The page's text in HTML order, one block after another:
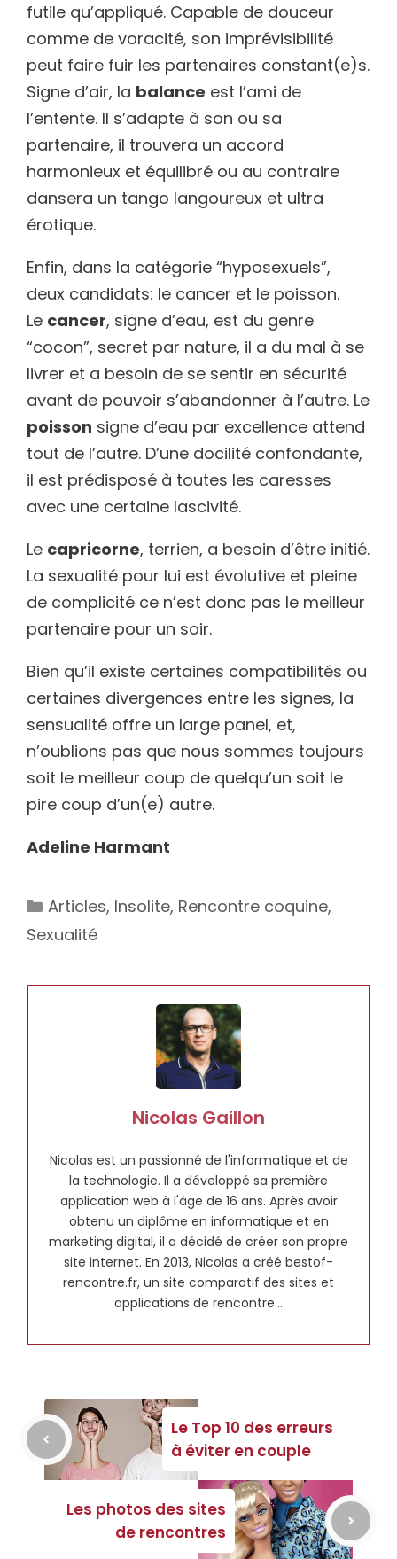
futile qu’appliqué. Capable de douceur
comme de voracité, son imprévisibilité
peut faire fuir les partenaires constant(e)s.
Signe d’air, la balance est l’ami de
l’entente. Il s’adapte à son ou sa
partenaire, il trouvera un accord
harmonieux et équilibré ou au contraire
dansera un tango langoureux et ultra
érotique.
Enfin, dans la catégorie “hyposexuels”,
deux candidats: le cancer et le poisson.
Le cancer, signe d’eau, est du genre
“cocon”, secret par nature, il a du mal à se
livrer et a besoin de se sentir en sécurité
avant de pouvoir s’abandonner à l’autre. Le
poisson signe d’eau par excellence attend
tout de l’autre. D’une docilité confondante,
il est prédisposé à toutes les caresses
avec une certaine lascivité.
Le capricorne, terrien, a besoin d’être initié.
La sexualité pour lui est évolutive et pleine
de complicité ce n’est donc pas le meilleur
partenaire pour un soir.
Bien qu’il existe certaines compatibilités ou
certaines divergences entre les signes, la
sensualité offre un large panel, et,
n’oublions pas que nous sommes toujours
soit le meilleur coup de quelqu’un soit le
pire coup d’un(e) autre.
Adeline Harmant
Catégories
Articles, Insolite, Rencontre coquine,
Sexualité
Nicolas Gaillon
Nicolas est un passionné de l'informatique et de
la technologie. Il a développé sa première
application web à l'âge de 16 ans. Après avoir
obtenu un diplôme en informatique et en
marketing digital, il a décidé de créer son propre
site internet. En 2013, Nicolas a créé bestof-
rencontre.fr, un site comparatif des sites et
applications de rencontre...
Le Top 10 des erreurs
à éviter en couple
Les photos des sites
de rencontres